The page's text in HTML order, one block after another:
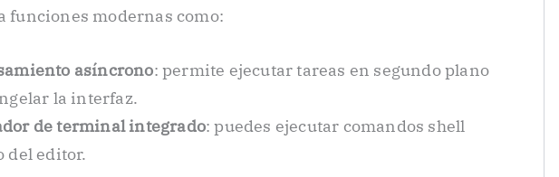
funciones modernas como:
asíncrono: permite ejecutar tareas en segundo plano
la interfaz.
de terminal integrado: puedes ejecutar comandos shell
del editor.